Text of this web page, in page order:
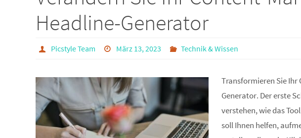
Headline-Generator
Picstyle Team März 13, 2023 Technik & Wissen
Transformieren Sie
Generator. Der erste
verstehen, wie das
soll Ihnen helfen,